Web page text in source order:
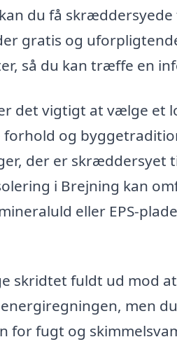
du få
gratis og
så du kan træffe en
det vigtigt at vælge et
forhold og
der er skræddersyet
i Brejning kan
eller EPS-
skridtet fuldt ud mod
men
for fugt og